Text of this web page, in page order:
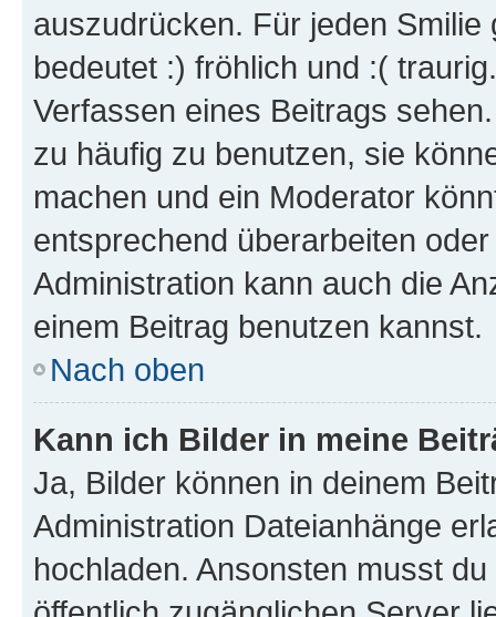
auszudrücken. Für jeden
bedeutet :) fröhlich und :(
Verfassen eines Beitrags
zu häufig zu benutzen, sie
machen und ein Moderator
entsprechend überarbeiten
Administration kann auch die
einem Beitrag benutzen kannst.
Nach oben
Kann ich Bilder in meine
Ja, Bilder können in deinem
Administration Dateianhänge
hochladen. Ansonsten musst